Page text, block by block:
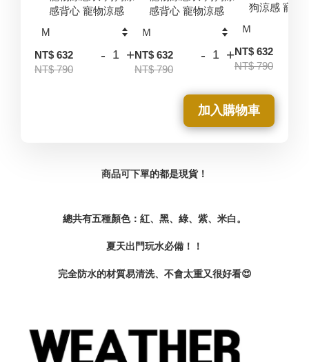
感背心 寵物涼感
NT$ 632
NT$ 790
- +
感背心 寵物涼感
NT$ 632
NT$ 790
- +
狗涼感 寵物
NT$ 632
NT$ 790
加入購物車
商品可下單的都是現貨！
總共有五種顏色：紅、黑、綠、紫、米白。
夏天出門玩水必備！！
完全防水的材質易清洗、不會太重又很好看😍